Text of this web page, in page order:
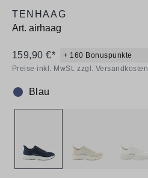
TENHAAG
Art. airhaag
159,90 €* + 160 Bonuspunkte
Preise inkl. MwSt. zzgl. Versandkosten
Farbe:
Blau